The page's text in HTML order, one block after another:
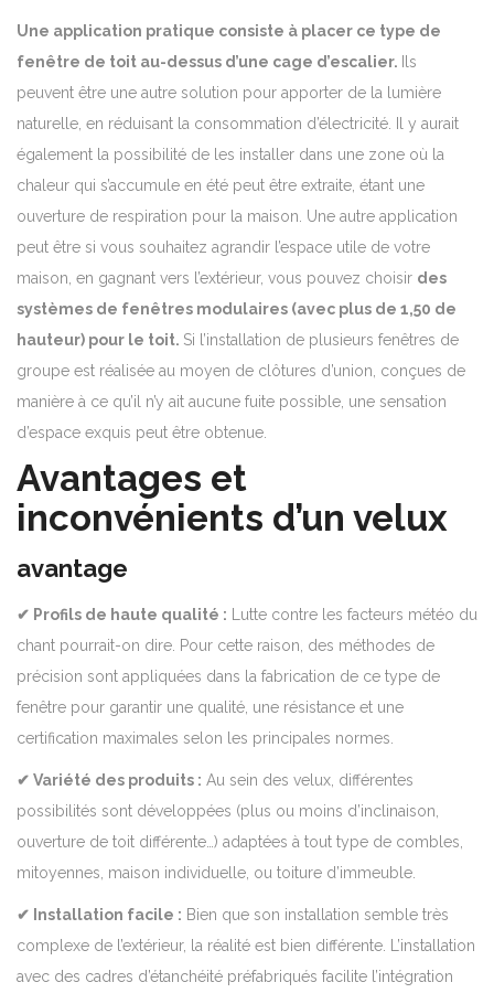
Une application pratique consiste à placer ce type de
fenêtre de toit au-dessus d’une cage d’escalier. Ils
peuvent être une autre solution pour apporter de la lumière
naturelle, en réduisant la consommation d’électricité. Il y aurait
également la possibilité de les installer dans une zone où la
chaleur qui s’accumule en été peut être extraite, étant une
ouverture de respiration pour la maison. Une autre application
peut être si vous souhaitez agrandir l’espace utile de votre
maison, en gagnant vers l’extérieur, vous pouvez choisir des
systèmes de fenêtres modulaires (avec plus de 1,50 de
hauteur) pour le toit. Si l’installation de plusieurs fenêtres de
groupe est réalisée au moyen de clôtures d’union, conçues de
manière à ce qu’il n’y ait aucune fuite possible, une sensation
d’espace exquis peut être obtenue.
Avantages et
inconvénients d’un velux
avantage
✔ Profils de haute qualité : Lutte contre les facteurs météo du
chant pourrait-on dire. Pour cette raison, des méthodes de
précision sont appliquées dans la fabrication de ce type de
fenêtre pour garantir une qualité, une résistance et une
certification maximales selon les principales normes.
✔ Variété des produits : Au sein des velux, différentes
possibilités sont développées (plus ou moins d’inclinaison,
ouverture de toit différente…) adaptées à tout type de combles,
mitoyennes, maison individuelle, ou toiture d’immeuble.
✔ Installation facile : Bien que son installation semble très
complexe de l’extérieur, la réalité est bien différente. L’installation
avec des cadres d’étanchéité préfabriqués facilite l’intégration